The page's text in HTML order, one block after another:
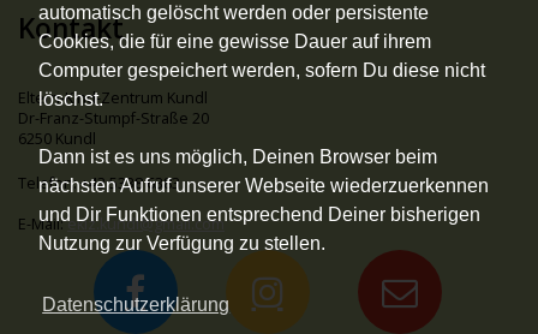
automatisch gelöscht werden oder persistente
Cookies, die für eine gewisse Dauer auf ihrem
Computer gespeichert werden, sofern Du diese nicht
löschst.
Dann ist es uns möglich, Deinen Browser beim
nächsten Aufruf unserer Webseite wiederzuerkennen
und Dir Funktionen entsprechend Deiner bisherigen
Nutzung zur Verfügung zu stellen.
Datenschutzerklärung
Kontakt
Eltern-Kind-Zentrum Kundl
Dr-Franz-Stumpf-Straße 20
6250 Kundl
Telefon: +43 5338 6383
E-Mail:ekiz.kundl@gmail.com